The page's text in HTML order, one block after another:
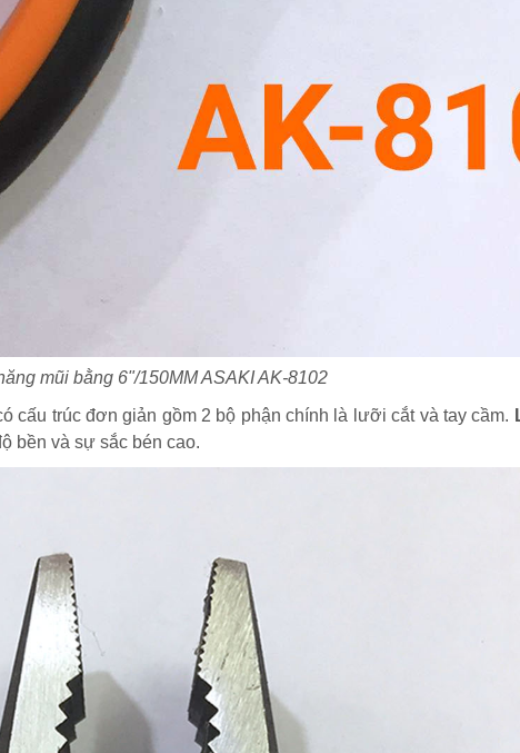
mũi bằng 6"/150MM ASAKI AK-8102
cấu trúc đơn giản gồm 2 bộ phận chính là lưỡi cắt và tay cầm.
bền và sự sắc bén cao.